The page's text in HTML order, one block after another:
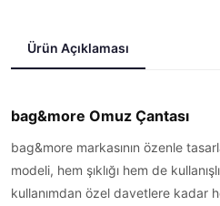
Ürün Açıklaması
bag&more Omuz Çantası
bag&more markasının özenle
modeli, hem şıklığı hem de
kullanımdan özel davetlere kadar